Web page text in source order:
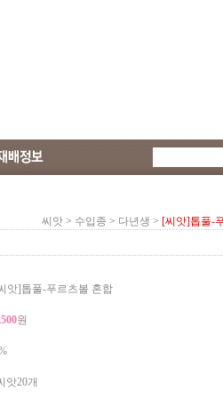
씨앗 > 수입종 > 다년생 > [씨앗]톱풀-
톱풀-푸르츠볼 혼합
원
20개